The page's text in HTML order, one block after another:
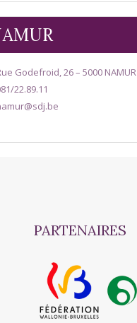
Godefroid, 26 – 5000 NAMUR
22.89.11
PARTENAIRES